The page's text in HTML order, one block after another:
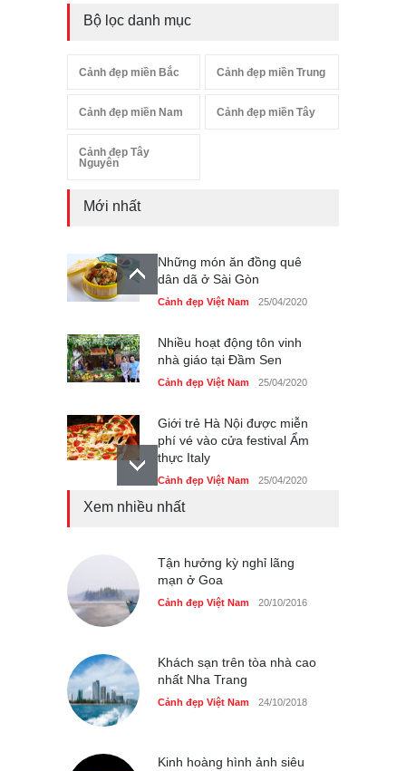
Bộ lọc danh mục
Cảnh đẹp miền Bắc Cảnh đẹp miền Trung
Cảnh đẹp miền Nam Cảnh đẹp miền Tây
Cảnh đẹp Tây
Nguyên
Mới nhất
Những món ăn đồng quê
dân dã ở Sài Gòn
Cảnh đẹp Việt Nam 25/04/2020
Nhiều hoạt động tôn vinh
nhà giáo tại Đầm Sen
Cảnh đẹp Việt Nam 25/04/2020
Giới trẻ Hà Nội được miễn
phí vé vào cửa festival Ẩm
thực Italy
Cảnh đẹp Việt Nam 25/04/2020
Cảnh đẹp Việt Nam 25/04/2020
Bán đảo Sơn Trà sẽ là khu
Xem nhiều nhất
Tận hưởng kỳ nghỉ lãng
mạn ở Goa
Cảnh đẹp Việt Nam 20/10/2016
Khách sạn trên tòa nhà cao
nhất Nha Trang
Cảnh đẹp Việt Nam 24/10/2018
Kinh hoàng hình ảnh siêu